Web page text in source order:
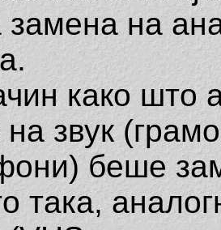
замена на
како што
звук
беше
така,